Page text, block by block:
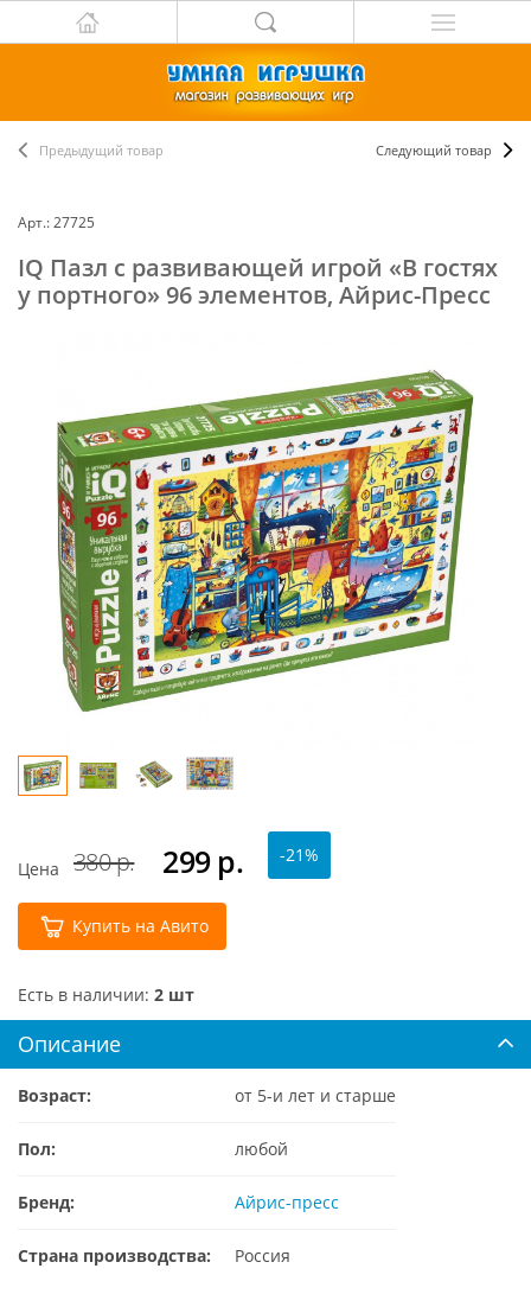
Предыдущий товар Следующий товар
Арт.: 27725
IQ Пазл с развивающей игрой «В гостях
у портного» 96 элементов, Айрис-Пресс
Цена 380 р. 299 р. -21%
Купить на Авито
Есть в наличии: 2 шт
Описание
Возраст: от 5-и лет и старше
Пол: любой
Бренд: Айрис-пресс
Страна производства: Россия